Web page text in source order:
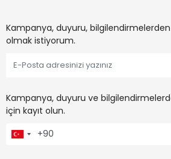
Kampanya, duyuru,
olmak istiyorum.
Kampanya, duyuru ve
için kayıt olun.